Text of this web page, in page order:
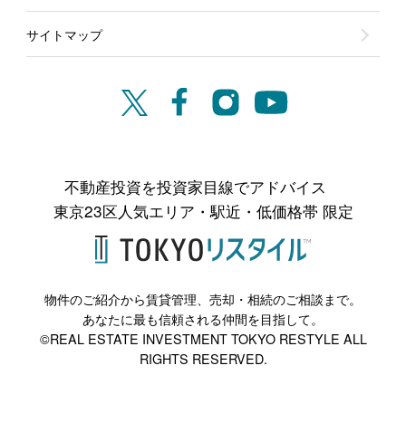
サイトマップ
不動産投資を投資家目線でアドバイス
東京23区人気エリア・駅近・低価格帯 限定
物件のご紹介から賃貸管理、売却・相続のご相談まで。
あなたに最も信頼される仲間を目指して。
©REAL ESTATE INVESTMENT TOKYO RESTYLE ALL
RIGHTS RESERVED.